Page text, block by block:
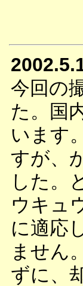
今回の
た。国
います
すが、
した。
ウキュ
に適応
ません
ずに、